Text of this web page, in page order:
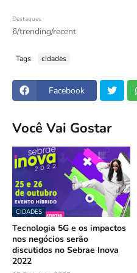
Destaques
6/trending/recent
Tags cidades
Facebook
Você Vai Gostar
CIDADES
Tecnologia 5G e os impactos
nos negócios serão
discutidos no Sebrae Inova
2022